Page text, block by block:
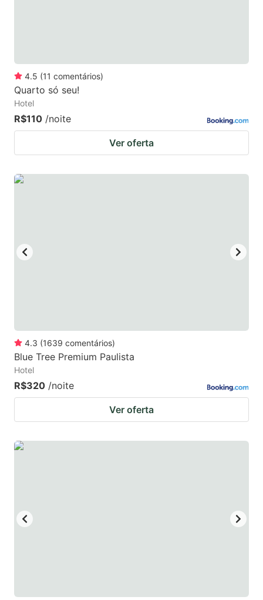
4.5 (11 comentários)
Quarto só seu!
Hotel
R$110 /noite
Ver oferta
4.3 (1639 comentários)
Blue Tree Premium Paulista
Hotel
R$320 /noite
Ver oferta